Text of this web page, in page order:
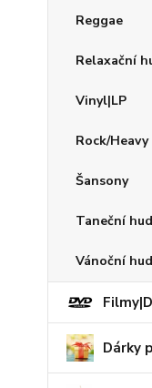
Reggae
Relaxační
Vinyl|LP
Rock/
Šansony
Taneční
Vánoční
Dárky